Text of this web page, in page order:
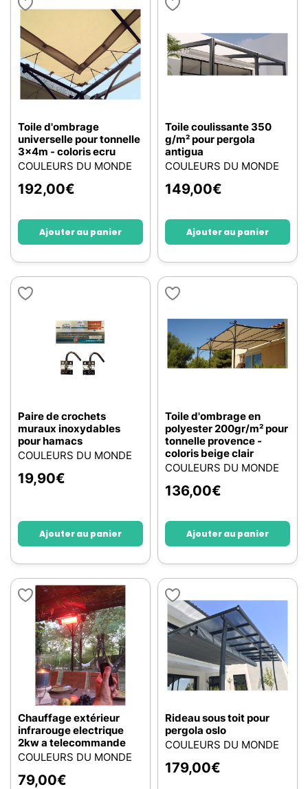
Toile d'ombrage
universelle pour tonnelle
3x4m - coloris ecru
COULEURS DU MONDE
192,00€
Ajouter au panier
Toile coulissante 350
g/m² pour pergola
antigua
COULEURS DU MONDE
149,00€
Ajouter au panier
Paire de crochets
muraux inoxydables
pour hamacs
COULEURS DU MONDE
19,90€
Ajouter au panier
Toile d'ombrage en
polyester 200gr/m² pour
tonnelle provence -
coloris beige clair
COULEURS DU MONDE
136,00€
Ajouter au panier
Chauffage extérieur
infrarouge electrique
2kw a telecommande
COULEURS DU MONDE
79,00€
Rideau sous toit pour
pergola oslo
COULEURS DU MONDE
179,00€